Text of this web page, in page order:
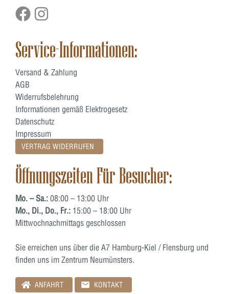
Service-Informationen:
Versand & Zahlung
AGB
Widerrufsbelehrung
Informationen gemäß Elektrogesetz
Datenschutz
Impressum
VERTRAG WIDERRUFEN
Öffnungszeiten Für Besucher:
Mo. – Sa.: 08:00 – 13:00 Uhr
Mo., Di., Do., Fr.: 15:00 – 18:00 Uhr
Mittwochnachmittags geschlossen
Sie erreichen uns über die A7 Hamburg-Kiel / Flensburg und
finden uns im Zentrum Neumünsters.
ANFAHRT KONTAKT